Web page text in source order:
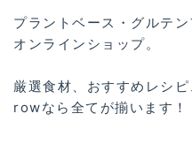
プラントベース・グルテ
オンラインショップ。
厳選食材、おすすめレシ
rowなら全てが揃います！